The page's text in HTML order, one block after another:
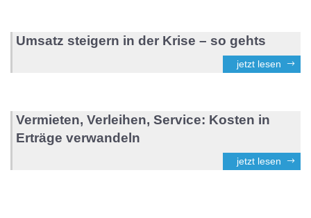
Umsatz steigern in der Krise – so gehts
jetzt lesen
Vermieten, Verleihen, Service: Kosten in
Erträge verwandeln
jetzt lesen